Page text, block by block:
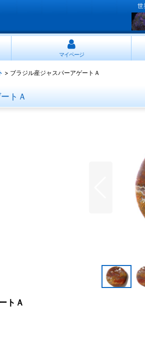
世
マイページ
> ブラジル産ジャスパーアゲートＡ
トＡ
トＡ